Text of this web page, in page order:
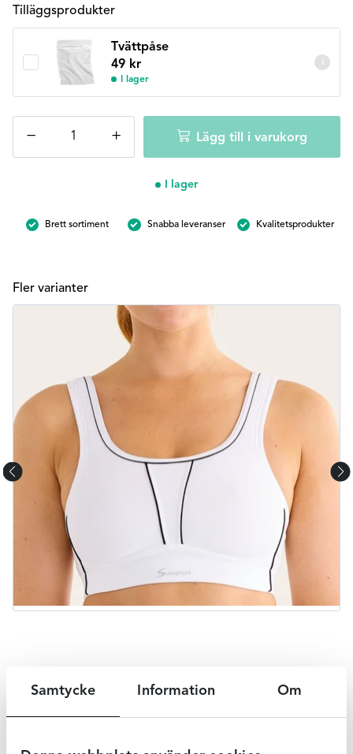
Samtycke Information Om
Tilläggsprodukter
Tvättpåse
49 kr
I lager
i
−
Movement
Sportbh
+ Lägg till i varukorg
I lager
Brett sortiment Snabba leveranser Kvalitetsprodukter
Fler varianter
Beskrivning
Denna sport-bh från Swegmark passar perfekt till din